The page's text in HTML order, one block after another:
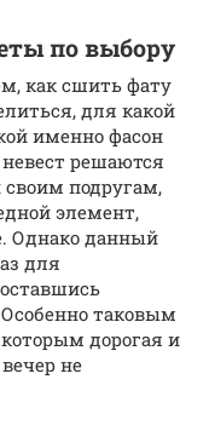
по выбору
как сшить фату
для какой
именно фасон
решаются
подругам,
элемент,
Однако данный
для
таковым
дорогая и
не